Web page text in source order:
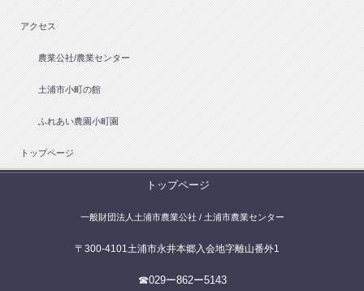
アクセス
農業公社/農業センター
土浦市小町の館
ふれあい農園小町園
トップページ
トップページ
一般財団法人土浦市農業公社 / 土浦市農業センター
〒300-4101土浦市永井本郷入会地字離山番外1
☎029ー862ー5143